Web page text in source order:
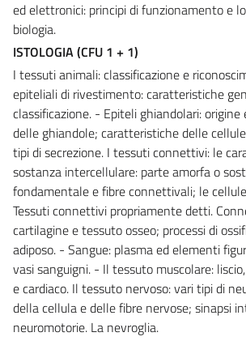
ed elettronici: principi di funzionamento e
biologia.
ISTOLOGIA (CFU 1 + 1)
I tessuti animali: classificazione e
epiteliali di rivestimento: caratteristiche
classificazione. - Epiteli ghiandolari: origine
delle ghiandole; caratteristiche delle
tipi di secrezione. I tessuti connettivi: le
sostanza intercellulare: parte amorfa o
fondamentale e fibre connettivali; le
Tessuti connettivi propriamente detti.
cartilagine e tessuto osseo; processi di
adiposo. - Sangue: plasma ed elementi
vasi sanguigni. - Il tessuto muscolare:
e cardiaco. Il tessuto nervoso: vari tipi di
della cellula e delle fibre nervose; sinapsi
neuromotorie. La nevroglia.